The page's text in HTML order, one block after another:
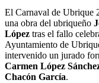
El Carnaval de Ubrique
una obra del ubriqueño
López tras el fallo
Ayuntamiento de
intervenido un jurado
Carmen López
Chacón García.